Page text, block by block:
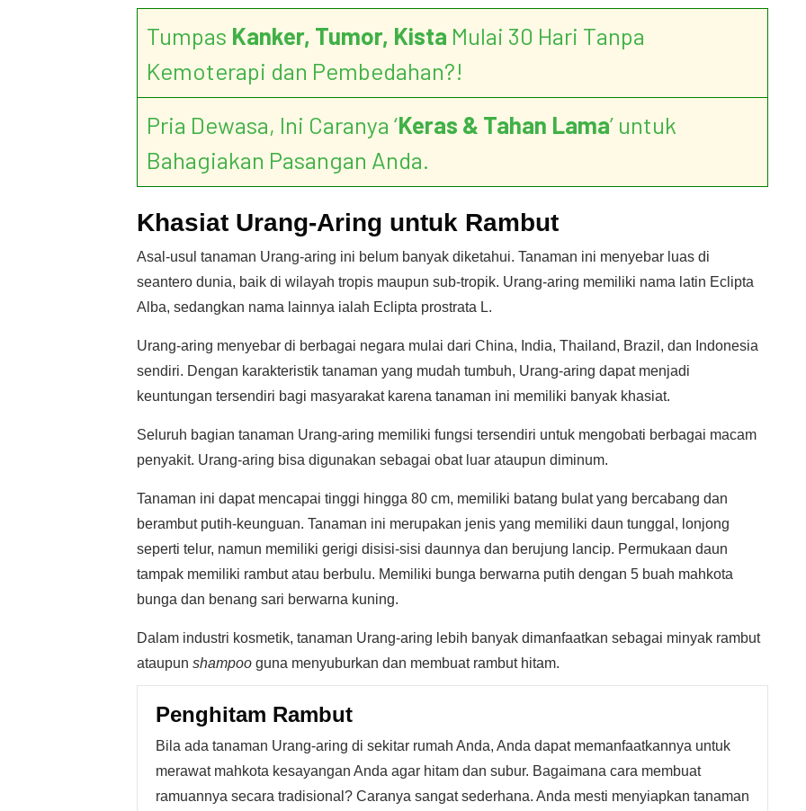
Tumpas Kanker, Tumor, Kista Mulai 30 Hari Tanpa
Kemoterapi dan Pembedahan?!
Pria Dewasa, Ini Caranya ‘Keras & Tahan Lama’ untuk
Bahagiakan Pasangan Anda.
Khasiat Urang-Aring untuk Rambut
Asal-usul tanaman Urang-aring ini belum banyak diketahui. Tanaman ini menyebar luas di
seantero dunia, baik di wilayah tropis maupun sub-tropik. Urang-aring memiliki nama latin Eclipta
Alba, sedangkan nama lainnya ialah Eclipta prostrata L.
Urang-aring menyebar di berbagai negara mulai dari China, India, Thailand, Brazil, dan Indonesia
sendiri. Dengan karakteristik tanaman yang mudah tumbuh, Urang-aring dapat menjadi
keuntungan tersendiri bagi masyarakat karena tanaman ini memiliki banyak khasiat.
Seluruh bagian tanaman Urang-aring memiliki fungsi tersendiri untuk mengobati berbagai macam
penyakit. Urang-aring bisa digunakan sebagai obat luar ataupun diminum.
Tanaman ini dapat mencapai tinggi hingga 80 cm, memiliki batang bulat yang bercabang dan
berambut putih-keunguan. Tanaman ini merupakan jenis yang memiliki daun tunggal, lonjong
seperti telur, namun memiliki gerigi disisi-sisi daunnya dan berujung lancip. Permukaan daun
tampak memiliki rambut atau berbulu. Memiliki bunga berwarna putih dengan 5 buah mahkota
bunga dan benang sari berwarna kuning.
Dalam industri kosmetik, tanaman Urang-aring lebih banyak dimanfaatkan sebagai minyak rambut
ataupun shampoo guna menyuburkan dan membuat rambut hitam.
Penghitam Rambut
Bila ada tanaman Urang-aring di sekitar rumah Anda, Anda dapat memanfaatkannya untuk
merawat mahkota kesayangan Anda agar hitam dan subur. Bagaimana cara membuat
ramuannya secara tradisional? Caranya sangat sederhana. Anda mesti menyiapkan tanaman